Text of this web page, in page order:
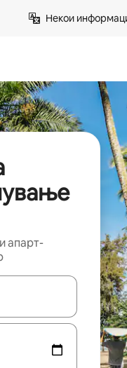
Некои
апарт-
се со копчињата